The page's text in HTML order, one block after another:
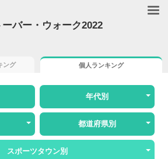
ーバー・ウォーク2022
ング 個人ランキング
年代別
都道府県別
スポーツタウン別